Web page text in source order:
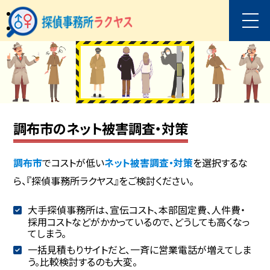
調布市のネット被害調査・対策
調布市でコストが低いネット被害調査・対策を選択するな
ら、『探偵事務所ラクヤス』をご検討ください。
大手探偵事務所は、宣伝コスト、本部固定費、人件費・
採用コストなどがかかっているので、どうしても高くなっ
てしまう。
一括見積もりサイトだと、一斉に営業電話が増えてしま
う。比較検討するのも大変。